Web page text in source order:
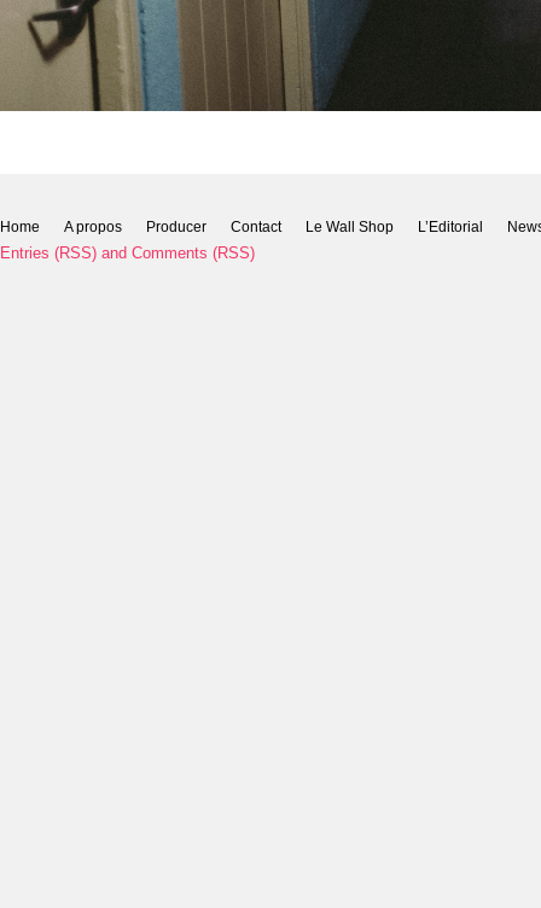
Home A propos Producer Contact Le Wall Shop L’Editorial
Entries (RSS) and Comments (RSS)